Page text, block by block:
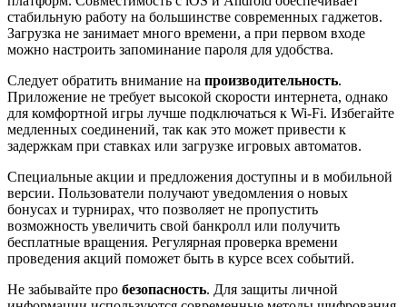
стабильную работу на большинстве современных гаджетов.
Загрузка не занимает много времени, а при первом входе
можно настроить запоминание пароля для удобства.
Следует обратить внимание на производительность.
Приложение не требует высокой скорости интернета, однако
для комфортной игры лучше подключаться к Wi-Fi. Избегайте
медленных соединений, так как это может привести к
задержкам при ставках или загрузке игровых автоматов.
Специальные акции и предложения доступны и в мобильной
версии. Пользователи получают уведомления о новых
бонусах и турнирах, что позволяет не пропустить
возможность увеличить свой банкролл или получить
бесплатные вращения. Регулярная проверка времени
проведения акций поможет быть в курсе всех событий.
Не забывайте про безопасность. Для защиты личной